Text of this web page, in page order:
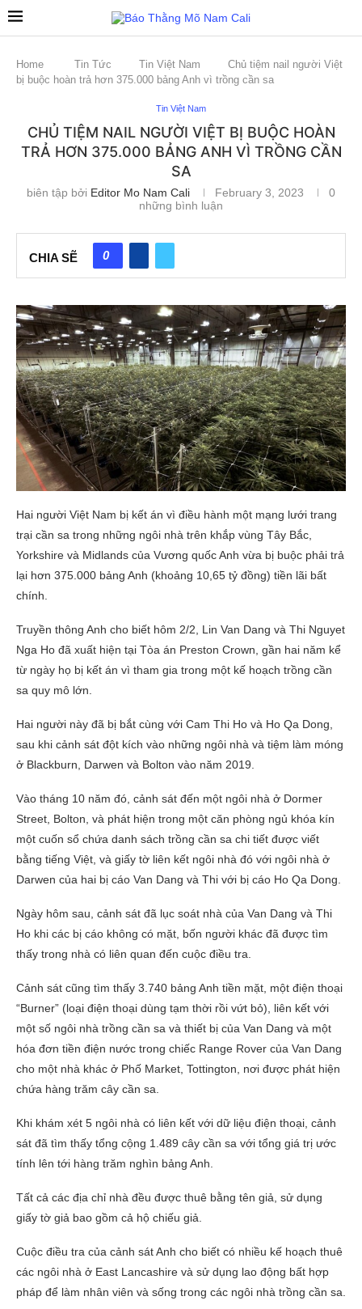
Home Tin Tức Tin Việt Nam
Chủ tiệm nail người Việt
bị buộc hoàn trả hơn 375.000 bảng Anh vì trồng cần sa
Tin Việt Nam
CHỦ TIỆM NAIL NGƯỜI VIỆT BỊ BUỘC HOÀN
TRẢ HƠN 375.000 BẢNG ANH VÌ TRỒNG CẦN
SA
biên tập bởi Editor Mo Nam Cali February 3, 2023
0
những bình luận
CHIA SẼ 0
Hai người Việt Nam bị kết án vì điều hành một mạng lưới trang
trại cần sa trong những ngôi nhà trên khắp vùng Tây Bắc,
Yorkshire và Midlands của Vương quốc Anh vừa bị buộc phải trả
lại hơn 375.000 bảng Anh (khoảng 10,65 tỷ đồng) tiền lãi bất
chính.
Truyền thông Anh cho biết hôm 2/2, Lin Van Dang và Thi Nguyet
Nga Ho đã xuất hiện tại Tòa án Preston Crown, gần hai năm kể
từ ngày họ bị kết án vì tham gia trong một kế hoạch trồng cần
sa quy mô lớn.
Hai người này đã bị bắt cùng với Cam Thi Ho và Ho Qa Dong,
sau khi cảnh sát đột kích vào những ngôi nhà và tiệm làm móng
ở Blackburn, Darwen và Bolton vào năm 2019.
Vào tháng 10 năm đó, cảnh sát đến một ngôi nhà ở Dormer
Street, Bolton, và phát hiện trong một căn phòng ngủ khóa kín
một cuốn sổ chứa danh sách trồng cần sa chi tiết được viết
bằng tiếng Việt, và giấy tờ liên kết ngôi nhà đó với ngôi nhà ở
Darwen của hai bị cáo Van Dang và Thi với bị cáo Ho Qa Dong.
Ngày hôm sau, cảnh sát đã lục soát nhà của Van Dang và Thi
Ho khi các bị cáo không có mặt, bốn người khác đã được tìm
thấy trong nhà có liên quan đến cuộc điều tra.
Cảnh sát cũng tìm thấy 3.740 bảng Anh tiền mặt, một điện thoại
“Burner” (loại điện thoại dùng tạm thời rồi vứt bỏ), liên kết với
một số ngôi nhà trồng cần sa và thiết bị của Van Dang và một
hóa đơn tiền điện nước trong chiếc Range Rover của Van Dang
cho một nhà khác ở Phố Market, Tottington, nơi được phát hiện
chứa hàng trăm cây cần sa.
Khi khám xét 5 ngôi nhà có liên kết với dữ liệu điện thoại, cảnh
sát đã tìm thấy tổng cộng 1.489 cây cần sa với tổng giá trị ước
tính lên tới hàng trăm nghìn bảng Anh.
Tất cả các địa chỉ nhà đều được thuê bằng tên giả, sử dụng
giấy tờ giả bao gồm cả hộ chiếu giả.
Cuộc điều tra của cảnh sát Anh cho biết có nhiều kế hoạch thuê
các ngôi nhà ở East Lancashire và sử dụng lao động bất hợp
pháp để làm nhân viên và sống trong các ngôi nhà trồng cần sa.